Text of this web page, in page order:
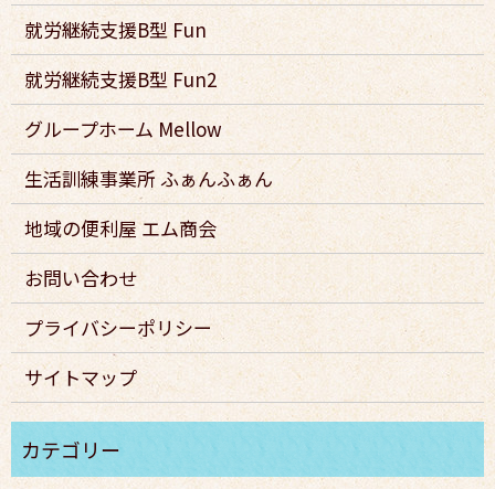
就労継続支援B型 Fun
就労継続支援B型 Fun2
グループホーム Mellow
生活訓練事業所 ふぁんふぁん
地域の便利屋 エム商会
お問い合わせ
プライバシーポリシー
サイトマップ